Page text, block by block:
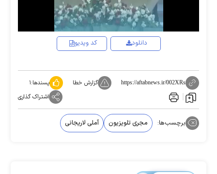
کد ویدیو دانلود
https://aftabnews.ir/002XRs گزارش خطا پسندها:۱
اشتراک گذاری
برچسب‌ها: مجری تلویزیون آملی لاریجانی